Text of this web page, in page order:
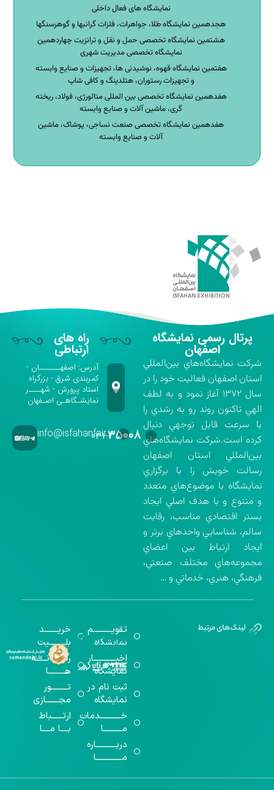
نمایشگاه های فعال داخلی
هجدهمین نمایشگاه طلا، جواهرات، فلزات گرانبها و گوهرسنگها
هشتمین نمایشگاه تخصصی حمل و نقل و ترانزیت چهاردهمین
نمایشگاه تخصصی مدیریت شهری
هفتمین نمایشگاه قهوه، نوشیدنی ها، تجهیزات و صنایع وابسته
و تجهیزات رستوران، هتلدینگ و کافی شاپ
هفدهمین نمایشگاه تخصصی بین المللی متالورژی، فولاد، ریخته
گری، ماشین آلات و صنایع وابسته
هفدهمین نمایشگاه تخصصی صنعت نساجی، پوشاک، ماشین
آلات و صنایع وابسته
پرتال رسمی نمایشگاه
اصفهان
شركت نمايشگاه‌هاي بين‌المللي
استان اصفهان فعاليت خود را در
سال ۱۳۷۲ آغاز نمود و به لطف
الهي تاكنون روند رو به رشدي را
با سرعت قابل توجهي دنبال
كرده است.شركت نمايشگاه‌هاي
بين‌المللي استان اصفهان
رسالت خويش را با برگزاري
نمايشگاه با موضوع‌هاي متعدد
و متنوع و با هدف اصلي ايجاد
بستر اقتصادي مناسب، رقابت
سالم، شناسايي واحدهاي برتر و
ايجاد ارتباط بين اعضاي
مجموعه‌هاي مختلف صنعتي،
فرهنگي، هنري، خدماتي و …
راه های
ارتباطی
آدرس: اصفهـــــــان -
کمربندی شرق - بزرگراه
استاد پرورش - شهــــر
نمایشـگاهـی اصـفهان
۰۳۱-۳۵۰۰۸info@isfahanfair.ir
تقویــــــــــم
نمایشگاه
اخبــــــــــــار
نمایشگاه
ثبت نام در
نمایشگاه
خـــــــــــدمات
مــــــــــا
دربـــــــــــاره
مــــــــــــــا
خریـــــــد
بلـــــــــیت
رســـــانــــــه
هـــــــــا
تـــــــــور
مجـــــــازی
ارتــــــباط
بــــا مــــا
گواهینامه‌های
اخذ شده